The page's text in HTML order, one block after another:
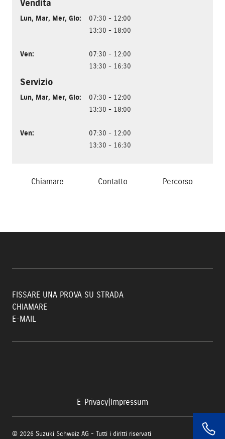
Vendita
Lun, Mar, Mer, Gio:
07:30 - 12:00
13:30 - 18:00
Ven:
07:30 - 12:00
13:30 - 16:30
Servizio
Lun, Mar, Mer, Gio:
07:30 - 12:00
13:30 - 18:00
Ven:
07:30 - 12:00
13:30 - 16:30
Chiamare Contatto Percorso
FISSARE UNA PROVA SU STRADA
CHIAMARE
E-MAIL
E-Privacy Impressum
© 2026 Suzuki Schweiz AG - Tutti i diritti riservati